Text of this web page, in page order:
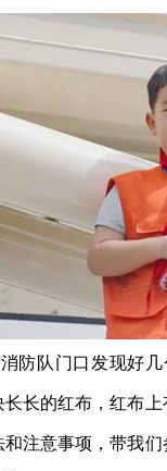
防队门口发现好
长的红布，红布
注意事项，带我